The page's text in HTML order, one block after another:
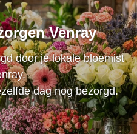
Venray
door je lokale bloemist
dag nog bezorgd.